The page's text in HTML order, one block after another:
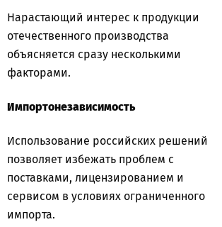
Нарастающий интерес к продукции
отечественного производства
объясняется сразу несколькими
факторами.
Импортонезависимость
Использование российских решений
позволяет избежать проблем с
поставками, лицензированием и
сервисом в условиях ограниченного
импорта.